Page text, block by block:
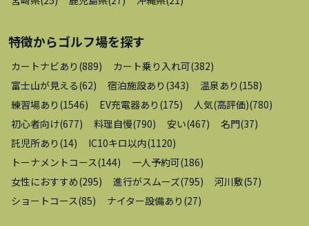
特徴からゴルフ場を探す
カートナビあり (889) カート乗り入れ可(382)
富士山が見える(62) 宿泊施設あり (343) 温泉あり (158)
練習場あり (1546) EV充電器あり (175) 人気(高評価)(780)
初心者向け(677) 料理自慢(790) 安い(467) 名門(37)
託児所あり (14) IC10キロ以内(1120)
トーナメントコース(144) 一人予約可(186)
女性におすすめ(295) 進行がスムーズ(795) 河川敷(57)
ショートコース(85) ナイター設備あり (27)